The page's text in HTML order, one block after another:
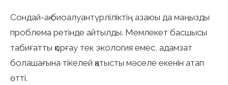
Сондай-ақ биоалуантүрліліктің азаюы да маңызды
проблема ретінде айтылды. Мемлекет басшысы
табиғатты қорғау тек экология емес, адамзат
болашағына тікелей қатысты мәселе екенін атап
өтті.